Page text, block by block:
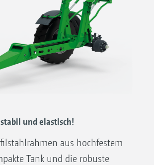
und elastisch!
aus hochfestem
Tank und die robuste